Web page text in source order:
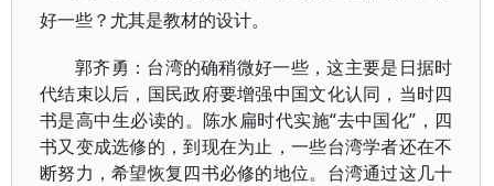
好一些？尤其是教材的设计。
郭齐勇：台湾的确稍微好一些，这主要是日据时
代结束以后，国民政府要增强中国文化认同，当时四
书是高中生必读的。陈水扁时代实施“去中国化”，四
书又变成选修的，到现在为止，一些台湾学者还在不
断努力，希望恢复四书必修的地位。台湾通过这几十